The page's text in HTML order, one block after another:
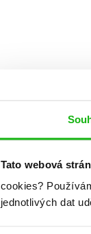
Tato webová
cookies?
jednotlivých dat